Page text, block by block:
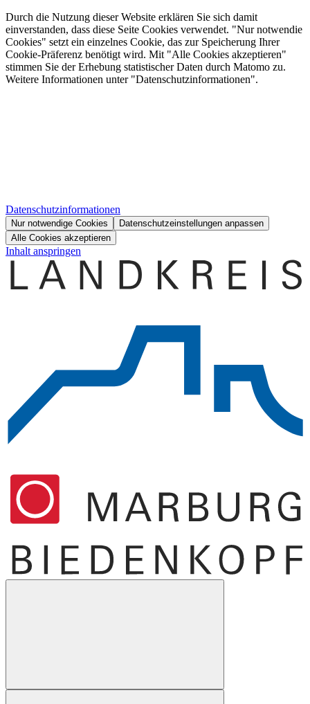
Durch die Nutzung dieser Website erklären Sie sich damit
einverstanden, dass diese Seite Cookies verwendet. "Nur notwendie
Cookies" setzt ein einzelnes Cookie, das zur Speicherung Ihrer
Cookie-Präferenz benötigt wird. Mit "Alle Cookies akzeptieren"
stimmen Sie der Erhebung statistischer Daten durch Matomo zu.
Weitere Informationen unter "Datenschutzinformationen".
Datenschutzinformationen
Nur notwendige Cookies
Datenschutzeinstellungen anpassen
Alle Cookies akzeptieren
Inhalt anspringen